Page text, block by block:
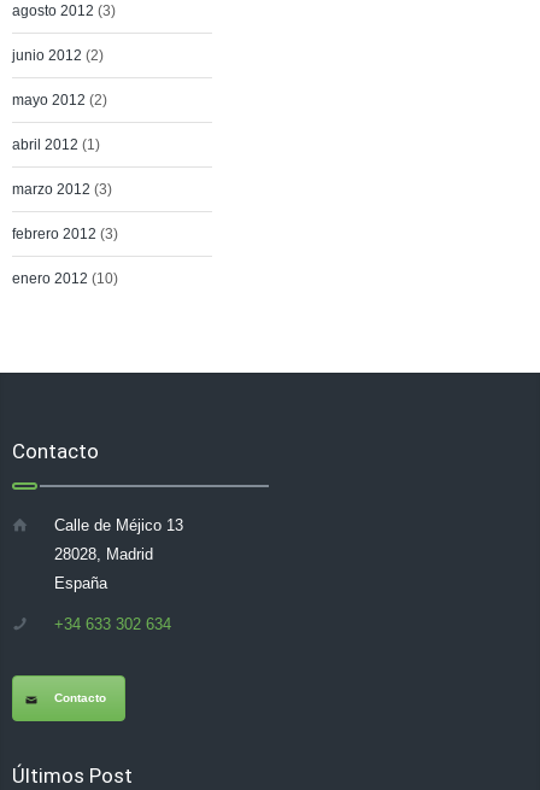
agosto 2012 (3)
junio 2012 (2)
mayo 2012 (2)
abril 2012 (1)
marzo 2012 (3)
febrero 2012 (3)
enero 2012 (10)
Contacto
Calle de Méjico 13
28028, Madrid
España
+34 633 302 634
Contacto
Últimos Post